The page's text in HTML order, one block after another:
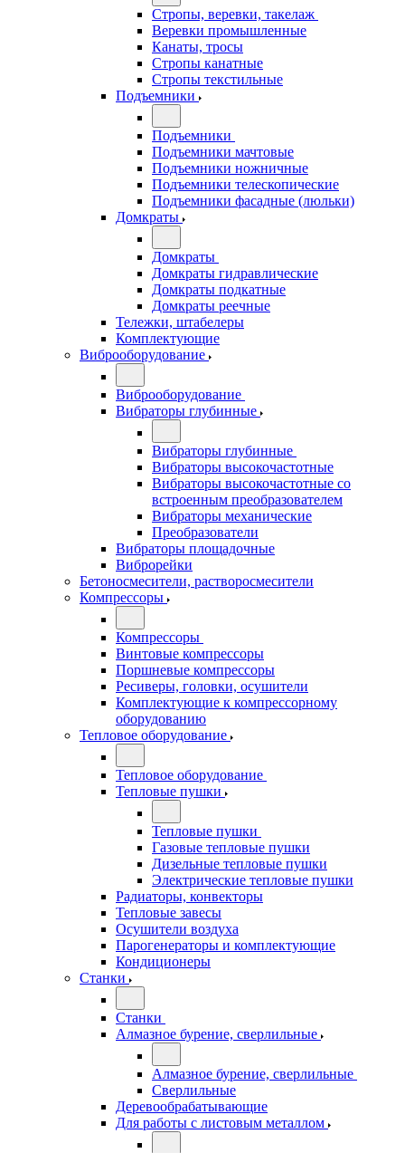
Стропы, веревки, такелаж
Веревки промышленные
Канаты, тросы
Стропы канатные
Стропы текстильные
Подъемники
Подъемники
Подъемники мачтовые
Подъемники ножничные
Подъемники телескопические
Подъемники фасадные (люльки)
Домкраты
Домкраты
Домкраты гидравлические
Домкраты подкатные
Домкраты реечные
Тележки, штабелеры
Комплектующие
Виброоборудование
Виброоборудование
Вибраторы глубинные
Вибраторы глубинные
Вибраторы высокочастотные
Вибраторы высокочастотные со
встроенным преобразователем
Вибраторы механические
Преобразователи
Вибраторы площадочные
Виброрейки
Бетоносмесители, растворосмесители
Компрессоры
Компрессоры
Винтовые компрессоры
Поршневые компрессоры
Ресиверы, головки, осушители
Комплектующие к компрессорному
оборудованию
Тепловое оборудование
Тепловое оборудование
Тепловые пушки
Тепловые пушки
Газовые тепловые пушки
Дизельные тепловые пушки
Электрические тепловые пушки
Радиаторы, конвекторы
Тепловые завесы
Осушители воздуха
Парогенераторы и комплектующие
Кондиционеры
Станки
Станки
Алмазное бурение, сверлильные
Алмазное бурение, сверлильные
Сверлильные
Деревообрабатывающие
Для работы с листовым металлом